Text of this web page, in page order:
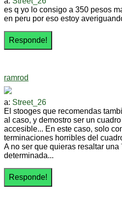
es q yo lo consigo a 350 pesos
en peru por eso estoy
ramrod
a: Street_26
El stooges que recomendas
al caso, y demostro ser un
accesible... En este caso, solo
terminaciones horribles del
A no ser que quieras resaltar una
determinada...